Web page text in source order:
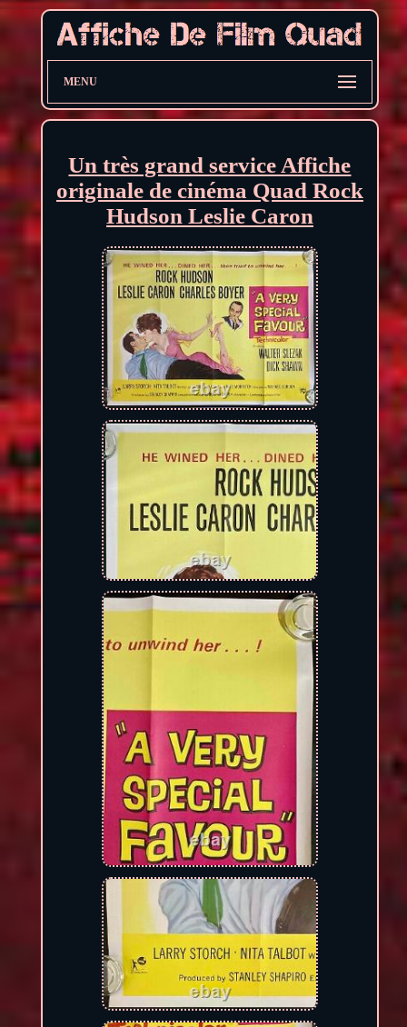
MENU
Un très grand service Affiche
originale de cinéma Quad Rock
Hudson Leslie Caron